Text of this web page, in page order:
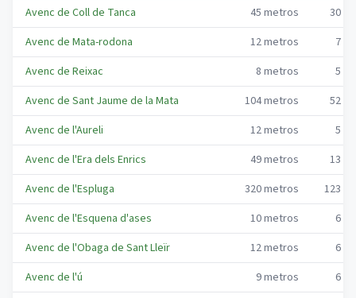
Avenc de Coll de Tanca
45 metros 30
Avenc de Mata-rodona
12metros 7
Avenc de Reixac
8 metros 5
Avenc de Sant Jaume de la Mata
104metros 52
Avenc de l'Aureli
12metros 5
Avenc de l'Era dels Enrics
49metros 13
Avenc de l'Espluga
320metros 123
Avenc de l'Esquena d'ases
10metros 6
Avenc de l'Obaga de Sant Lleïr
12metros 6
Avenc de l'ú
9metros 6